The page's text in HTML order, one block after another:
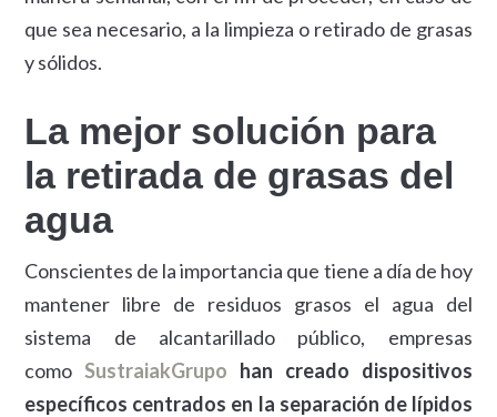
que sea necesario, a la limpieza o retirado de grasas
y sólidos.
La mejor solución para
la retirada de grasas del
agua
Conscientes de la importancia que tiene a día de hoy
mantener libre de residuos grasos el agua del
sistema de alcantarillado público, empresas
comoSustraiakGrupo han creado dispositivos
específicos centrados en la separación de lípidos